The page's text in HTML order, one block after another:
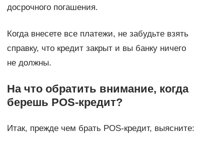
досрочного погашения.
Когда внесете все платежи, не забудьте взять
справку, что кредит закрыт и вы банку ничего
не должны.
На что обратить внимание, когда
берешь POS-кредит?
Итак, прежде чем брать POS-кредит, выясните: